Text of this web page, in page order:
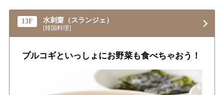
13F 水刺齋（スランジェ）
[韓国料理]
プルコギといっしょにお野菜も食べちゃおう！